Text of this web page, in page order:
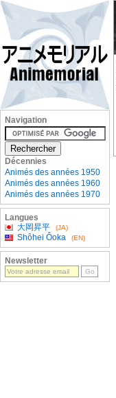
Navigation
Décennies
Animés des années 1950
Animés des années 1960
Animés des années 1970
Langues
大岡昇平
(JA)
Shôhei Ôoka (EN)
Newsletter